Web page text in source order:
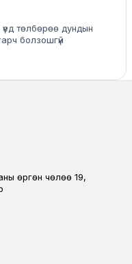
төлбөрөө дундын
болзошгүй
өргөн чөлөө 19,